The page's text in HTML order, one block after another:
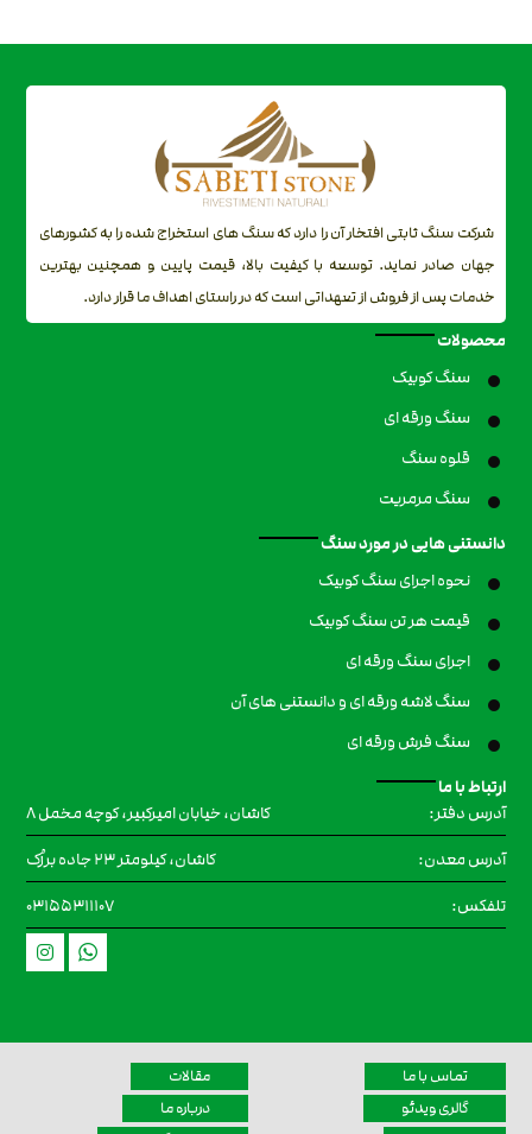
شرکت سنگ ثابتی افتخار آن را دارد که سنگ های استخراج شده را به کشورهای
جهان صادر نماید. توسعه با کیفیت بالا، قیمت پایین و همچنین بهترین
خدمات پس از فروش از تعهداتی است که در راستای اهداف ما قرار دارد.
محصولات
سنگ کوبیک
سنگ ورقه ای
قلوه سنگ
سنگ مرمریت
دانستنی هایی در مورد سنگ
نحوه اجرای سنگ کوبیک
قیمت هر تن سنگ کوبیک
اجرای سنگ ورقه ای
سنگ لاشه ورقه ای و دانستنی های آن
سنگ فرش ورقه ای
ارتباط با ما
آدرس دفتر:
کاشان، خیابان امیرکبیر، کوچه مخمل ۸
آدرس معدن:
کاشان، کیلومتر 23 جاده برزُک
تلفکس:
۰۳۱۵۵۳۱۱۱۰۷
مقالات
تماس با ما
درباره ما
گالری ویدئو